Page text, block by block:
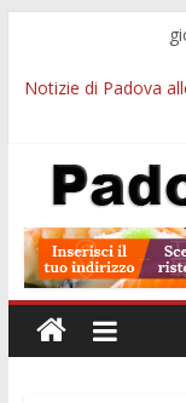
Notizie di Padova
Notizie di Padova
auto nuove e
Transizione 4.0,
Quando le
previste nei casi di
Malattie
Padova parte